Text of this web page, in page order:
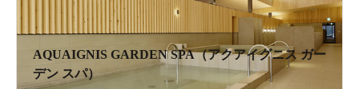
AQUAIGNIS GARDEN SPA（アクアイグニス ガー
デン スパ）